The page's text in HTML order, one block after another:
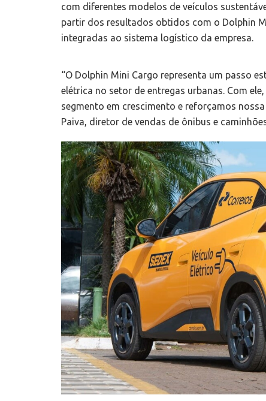
com diferentes modelos de veículos
partir dos resultados obtidos com o Dolphin
integradas ao sistema logístico da empresa.
“O Dolphin Mini Cargo representa um passo
elétrica no setor de entregas urbanas. Com
segmento em crescimento e reforçamos
Paiva, diretor de vendas de ônibus e